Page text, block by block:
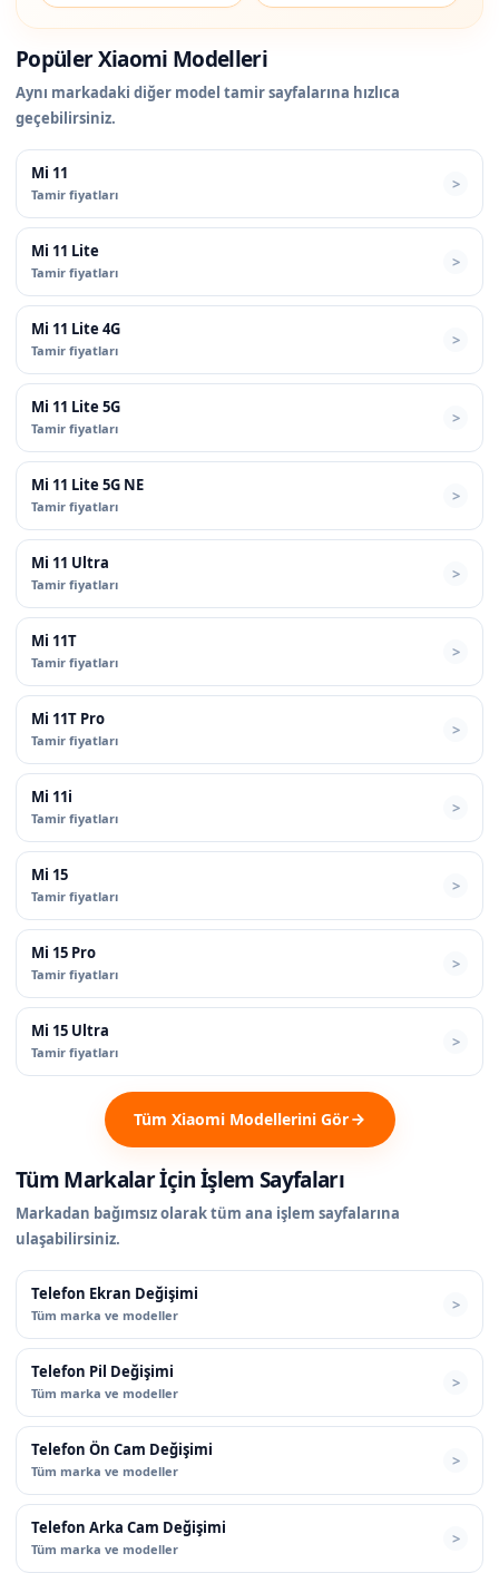
Popüler Xiaomi Modelleri
Aynı markadaki diğer model tamir sayfalarına hızlıca
geçebilirsiniz.
Mi 11
Tamir fiyatları
Mi 11 Lite
Tamir fiyatları
Mi 11 Lite 4G
Tamir fiyatları
Mi 11 Lite 5G
Tamir fiyatları
Mi 11 Lite 5G NE
Tamir fiyatları
Mi 11 Ultra
Tamir fiyatları
Mi 11T
Tamir fiyatları
Mi 11T Pro
Tamir fiyatları
Mi 11i
Tamir fiyatları
Mi 15
Tamir fiyatları
Mi 15 Pro
Tamir fiyatları
Mi 15 Ultra
Tamir fiyatları
Tüm Xiaomi Modellerini Gör
Tüm Markalar İçin İşlem Sayfaları
Markadan bağımsız olarak tüm ana işlem sayfalarına
ulaşabilirsiniz.
Telefon Ekran Değişimi
Tüm marka ve modeller
Telefon Pil Değişimi
Tüm marka ve modeller
Telefon Ön Cam Değişimi
Tüm marka ve modeller
Telefon Arka Cam Değişimi
Tüm marka ve modeller